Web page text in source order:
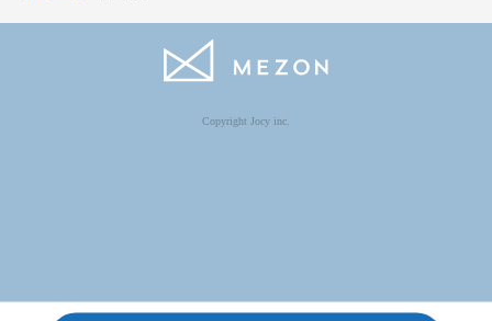
Copyright Jocy inc.